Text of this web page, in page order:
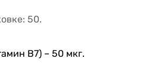
50.
В7) – 50 мкг.